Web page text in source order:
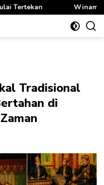
Comeback pada 2027,
Tradisional
di